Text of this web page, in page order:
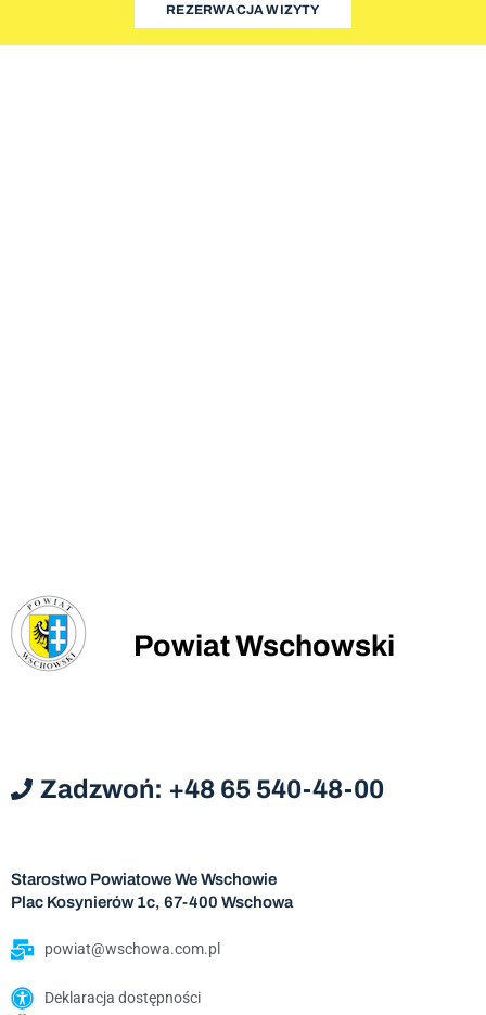
REZERWACJA WIZYTY
Powiat Wschowski
Zadzwoń: +48 65 540-48-00
Starostwo Powiatowe We Wschowie
Plac Kosynierów 1c, 67-400 Wschowa
powiat@wschowa.com.pl
Deklaracja dostępności